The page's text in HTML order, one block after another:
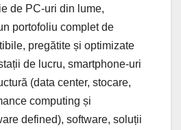
de PC-uri din lume,
portofoliu complet de
pregătite și optimizate
de lucru, smartphone-uri
(data center, stocare,
computing și
defined), software, soluții